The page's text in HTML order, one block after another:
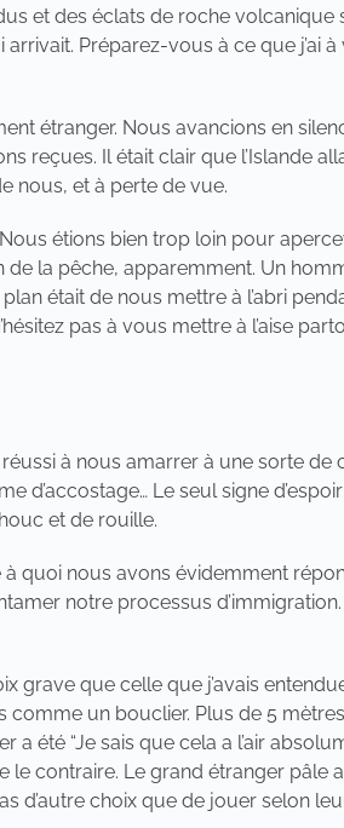
et des éclats de roche
Préparez-vous à ce que j’ai
étranger. Nous avancions en
reçues. Il était clair que l’Islande
nous, et à perte de vue.
étions bien trop loin pour
la pêche, apparemment. Un
était de nous mettre à l’abri
pas à vous mettre à l’aise
à nous amarrer à une sorte
d’accostage… Le seul signe
et de rouille.
quoi nous avons évidemment
notre processus
grave que celle que j’avais
comme un bouclier. Plus de 5
été “Je sais que cela a l’air
contraire. Le grand étranger pâle
d’autre choix que de jouer selon